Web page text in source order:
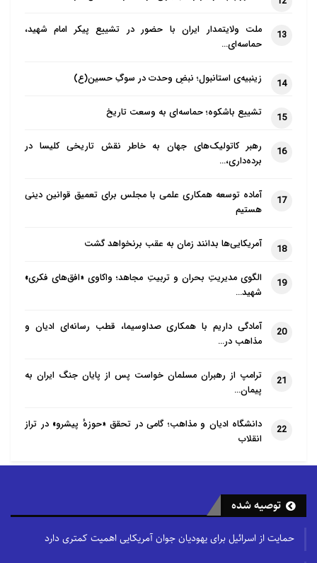
مناسبی جهت بازبینی، آسیب شناسی این واجب دینی در
کشور فراهم می آورد.حمایت همه جانبه از آمرین به
معروف در کشور از طریق وضع و اجرای قوانین حمایتی،
ترویج و تبلیغ این مهم در رسانه ها(خصوصاً رسانه ی ملی)
به عنوان«اصل نظارت عمومی» و تعامل دستگاه های
ذیربط در خصوص نهادینه کردن فرهنگ امر به معروف و
در جامعه موثر واقع شود.
منبع: فرهنگ
13
ملت ولایتمدار ایران با حضور در تشییع پیکر امام شهید،
حماسه‌ای…
14 زینبیه‌ی استانبول؛ نبضِ وحدت در سوگِ حسین(ع)
15 تشییع باشکوه؛ حماسه‌ای به وسعت تاریخ
16
رهبر کاتولیک‌های جهان به خاطر نقش تاریخی کلیسا در
برده‌داری،…
17
آماده توسعه همکاری علمی با مجلس برای تعمیق قوانین دینی
هستیم
18 آمریکایی‌ها بدانند زمان به عقب برنخواهد گشت
19
الگوی مدیریتِ بحران و تربیتِ مجاهد؛ واکاوی «افق‌های فکری»
شهید…
20
آمادگی داریم با همکاری صداوسیما، قطب رسانه‌ای ادیان و
مذاهب در…
21
ترامپ از رهبران مسلمان خواست پس از پایان جنگ ایران به
پیمان…
22
دانشگاه ادیان و مذاهب؛ گامی در تحقق «حوزهٔ پیشرو» در تراز
انقلاب
توصیه شده
حمایت از اسرائیل برای یهودیان جوان آمریکایی اهمیت کمتری دارد